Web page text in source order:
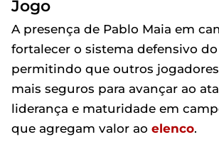
Jogo
A presença de Pablo Maia em
fortalecer o sistema defensivo do
permitindo que outros
mais seguros para avançar ao
liderança e maturidade em
que agregam valor ao elenco.